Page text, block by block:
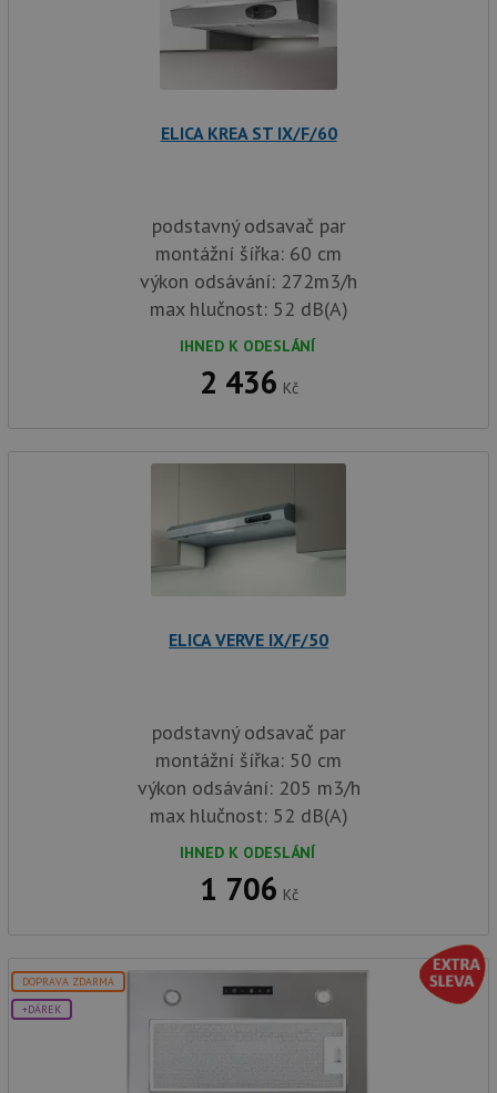
ELICA KREA ST IX/F/60
podstavný odsavač par
montážní šířka: 60 cm
výkon odsávání: 272m3/h
max hlučnost: 52 dB(A)
IHNED K ODESLÁNÍ
2 436 Kč
ELICA VERVE IX/F/50
podstavný odsavač par
montážní šířka: 50 cm
výkon odsávání: 205 m3/h
max hlučnost: 52 dB(A)
IHNED K ODESLÁNÍ
1 706 Kč
DOPRAVA ZDARMA
+DÁREK